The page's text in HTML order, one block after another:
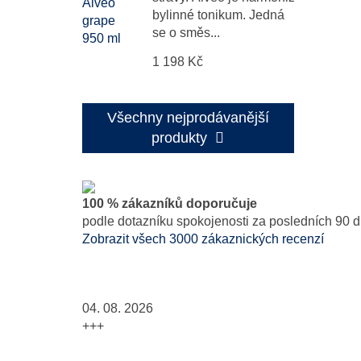
bylinné tonikum. Jedná
se o směs...
1 198 Kč
Všechny nejprodávanější
produkty
100 % zákazníků doporučuje
podle dotazníku spokojenosti za posledních 90
Zobrazit všech 3000 zákaznických recenzí
04. 08. 2026
+++